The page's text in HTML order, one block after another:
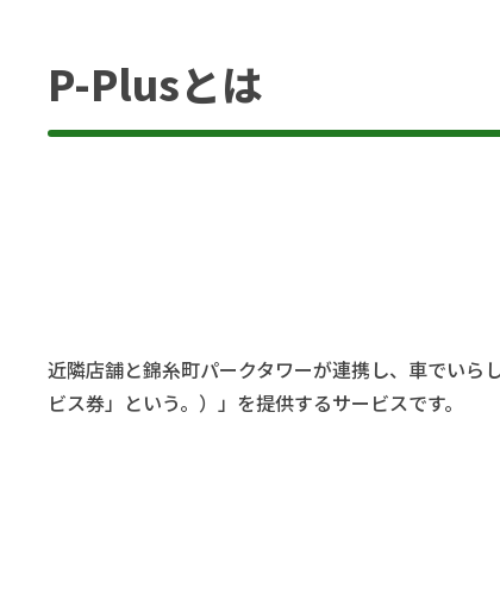
P-Plusとは
近隣店舗と錦糸町パークタワーが連携し、車でいら
ビス券」という。）」を提供するサービスです。